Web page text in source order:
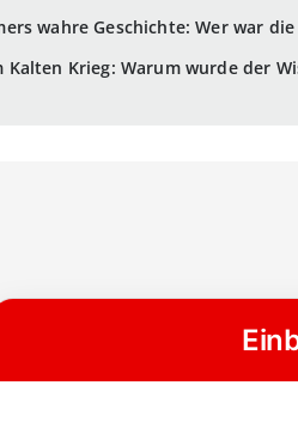
wahre Geschichte: Wer war
Kalten Krieg: Warum wurde der